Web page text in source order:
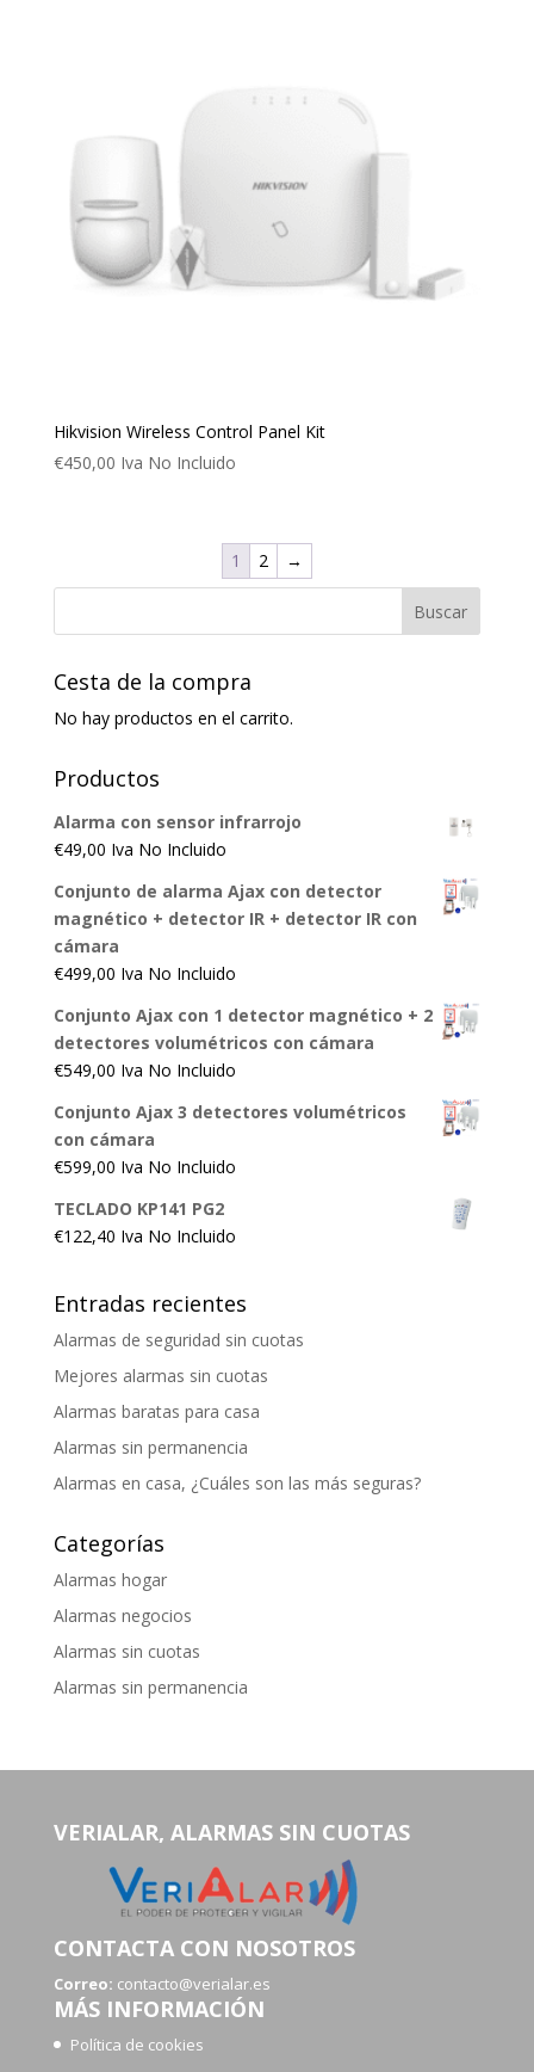
Hikvision Wireless Control Panel Kit
€450,00 Iva No Incluido
1 2 →
Cesta de la compra
No hay productos en el carrito.
Productos
Alarma con sensor infrarrojo
€49,00 Iva No Incluido
Conjunto de alarma Ajax con detector
magnético + detector IR + detector IR con
cámara
€499,00 Iva No Incluido
Conjunto Ajax con 1 detector magnético + 2
detectores volumétricos con cámara
€549,00 Iva No Incluido
Conjunto Ajax 3 detectores volumétricos
con cámara
€599,00 Iva No Incluido
TECLADO KP141 PG2
€122,40 Iva No Incluido
Entradas recientes
Alarmas de seguridad sin cuotas
Mejores alarmas sin cuotas
Alarmas baratas para casa
Alarmas sin permanencia
Alarmas en casa, ¿Cuáles son las más seguras?
Categorías
Alarmas hogar
Alarmas negocios
Alarmas sin cuotas
Alarmas sin permanencia
VERIALAR, ALARMAS SIN CUOTAS
CONTACTA CON NOSOTROS
Correo: contacto@verialar.es
MÁS INFORMACIÓN
Política de cookies